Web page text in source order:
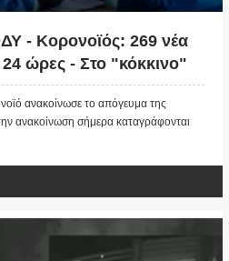
- Κορονοϊός: 269 νέα
ώρες - Στο "κόκκινο"
ανακοίνωσε το απόγευμα της
ανακοίνωση σήμερα καταγράφονται